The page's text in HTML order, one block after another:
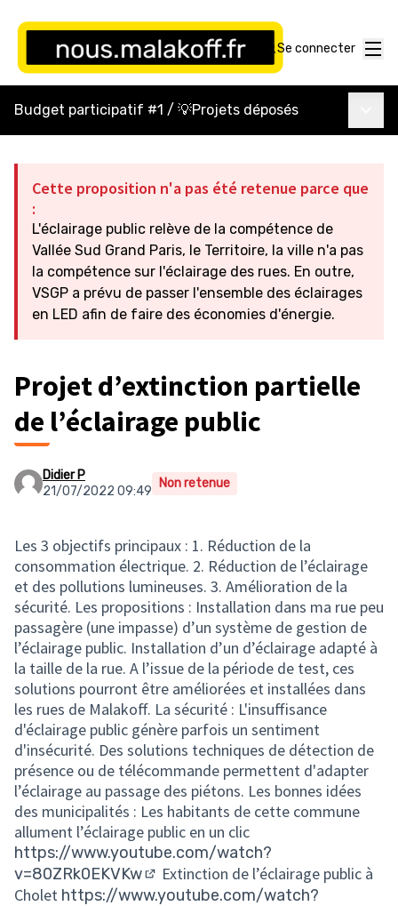
Se connecter
Budget participatif #1 / 💡Projets déposés
Cette proposition n'a pas été retenue parce que
:
L'éclairage public relève de la compétence de
Vallée Sud Grand Paris, le Territoire, la ville n'a pas
la compétence sur l'éclairage des rues. En outre,
VSGP a prévu de passer l'ensemble des éclairages
en LED afin de faire des économies d'énergie.
Projet d’extinction partielle
de l’éclairage public
Didier P
21/07/2022 09:49
Non retenue
Les 3 objectifs principaux : 1. Réduction de la
consommation électrique. 2. Réduction de l’éclairage
et des pollutions lumineuses. 3. Amélioration de la
sécurité. Les propositions : Installation dans ma rue peu
passagère (une impasse) d’un système de gestion de
l’éclairage public. Installation d’un d’éclairage adapté à
la taille de la rue. A l’issue de la période de test, ces
solutions pourront être améliorées et installées dans
les rues de Malakoff. La sécurité : L'insuffisance
d'éclairage public génère parfois un sentiment
d'insécurité. Des solutions techniques de détection de
présence ou de télécommande permettent d'adapter
l’éclairage au passage des piétons. Les bonnes idées
des municipalités : Les habitants de cette commune
allument l’éclairage public en un clic
https://www.youtube.com/watch?
v=80ZRk0EKVKw
(Lien externe)
Extinction de l’éclairage public à
Cholet https://www.youtube.com/watch?